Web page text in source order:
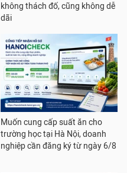
không thách đố, cũng không dễ
dãi
Muốn cung cấp suất ăn cho
trường học tại Hà Nội, doanh
nghiệp cần đăng ký từ ngày 6/8